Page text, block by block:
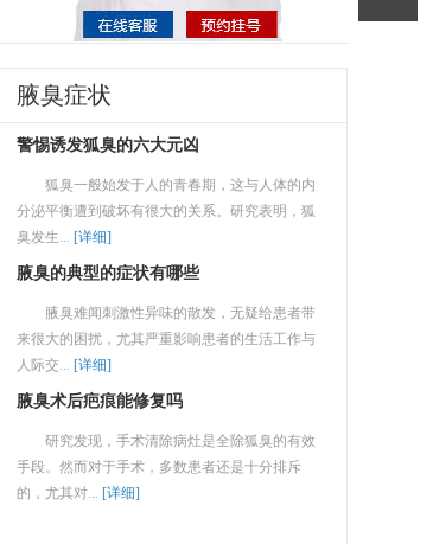
腋臭症状
警惕诱发狐臭的六大元凶
狐臭一般始发于人的青春期，这与人体的内
分泌平衡遭到破坏有很大的关系。研究表明，狐
臭发生... [详细]
腋臭的典型的症状有哪些
腋臭难闻刺激性异味的散发，无疑给患者带
来很大的困扰，尤其严重影响患者的生活工作与
人际交... [详细]
腋臭术后疤痕能修复吗
研究发现，手术清除病灶是全除狐臭的有效
手段。然而对于手术，多数患者还是十分排斥
的，尤其对... [详细]